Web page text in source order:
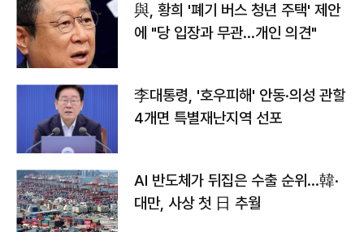
與, 황희 '폐기 버스 청년 주택' 제안
에 "당 입장과 무관…개인 의견"
李대통령, '호우피해' 안동·의성 관할
4개면 특별재난지역 선포
AI 반도체가 뒤집은 수출 순위…韓·
대만, 사상 첫 日 추월